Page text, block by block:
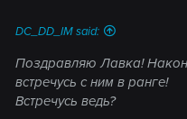
DC_DD_IM said:
Поздравляю Лавка!
встречусь с ним в ранге!
Встречусь ведь?